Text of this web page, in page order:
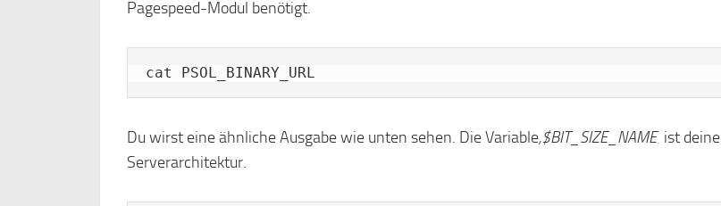
Pagespeed-Modul benötigt.
cat PSOL_BINARY_URL
Du wirst eine ähnliche Ausgabe wie unten sehen. Die Variable‚$BIT_SIZE_NAME‚ ist deine
Serverarchitektur.